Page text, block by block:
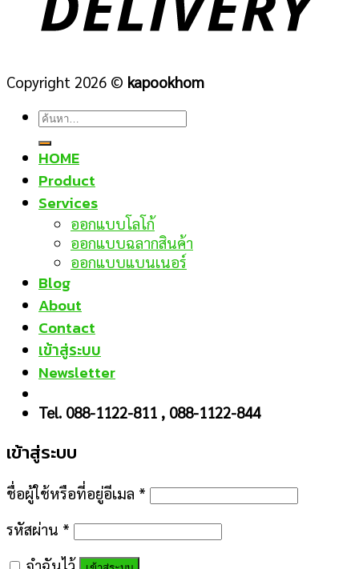
Copyright 2026 © kapookhom
ค้นหา:
HOME
Product
Services
ออกแบบโลโก้
ออกแบบฉลากสินค้า
ออกแบบแบนเนอร์
Blog
About
Contact
เข้าสู่ระบบ
Newsletter
Tel. 088-1122-811 , 088-1122-844
เข้าสู่ระบบ
ชื่อผู้ใช้หรือที่อยู่อีเมล *
รหัสผ่าน *
จำฉันไว้